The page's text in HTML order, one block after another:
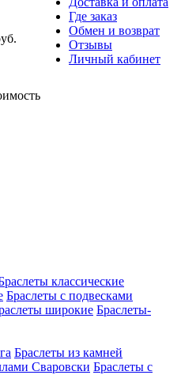
Где заказ
Обмен и возврат
Отзывы
Личный кабинет
классические
Браслеты с подвесками
широкие Браслеты-
Браслеты из камней
Сваровски Браслеты с